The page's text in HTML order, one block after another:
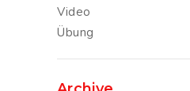
Video
Übung